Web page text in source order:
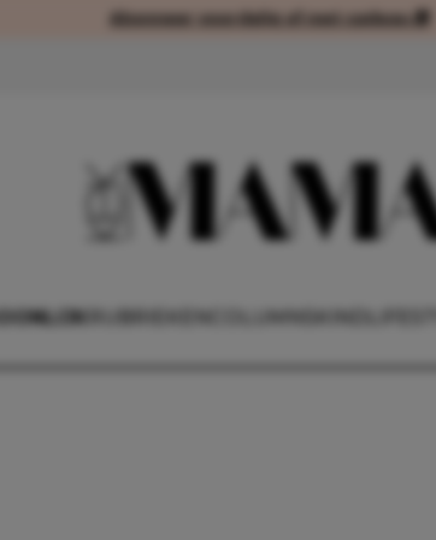
Abonneer voordelig of met cadeau 🎁
Abonneer